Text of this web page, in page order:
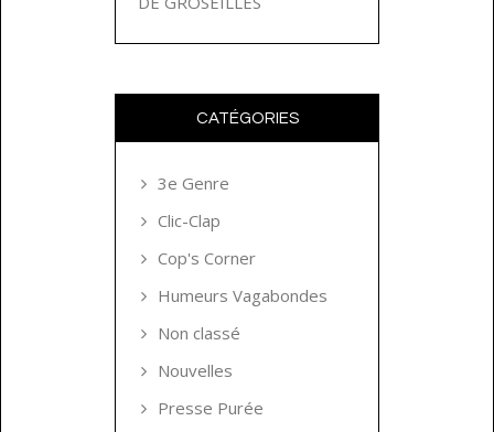
CATÉGORIES
3e Genre
Clic-Clap
Cop's Corner
Humeurs Vagabondes
Non classé
Nouvelles
Presse Purée